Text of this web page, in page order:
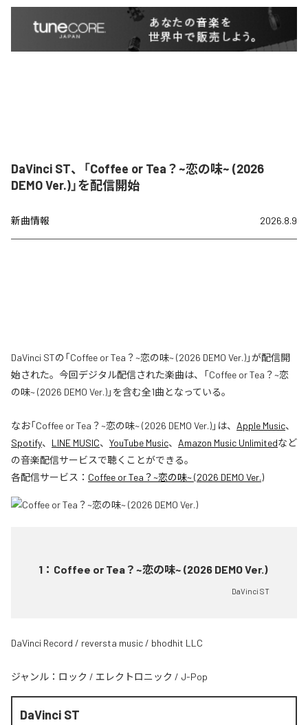
DaVinci ST、「Coffee or Tea？~恋の味~ (2026
DEMO Ver.)」を配信開始
新曲情報 2026.8.9
DaVinci STの「Coffee or Tea？~恋の味~ (2026 DEMO Ver.)」が配信開
始された。今回デジタル配信された楽曲は、「Coffee or Tea？~恋
の味~ (2026 DEMO Ver.)」を含む全1曲となっている。
なお「Coffee or Tea？~恋の味~ (2026 DEMO Ver.)」は、 Apple Music、
Spotify、 LINE MUSIC、 YouTube Music、 Amazon Music Unlimitedなど
の音楽配信サービスで聴くことができる。
各配信サービス： Coffee or Tea？~恋の味~ (2026 DEMO Ver.)
1 ： Coffee or Tea？~恋の味~ (2026 DEMO Ver.)
DaVinci ST
DaVinci Record / reversta music / bhodhit LLC
ジャンル： ロック / エレクトロニック / J-Pop
DaVinci ST